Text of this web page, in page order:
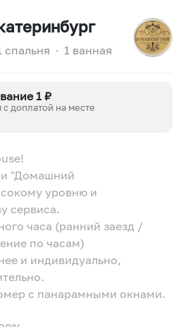
спальня ∙ 1 ванная
1 ₽
доплатой на месте
"Домашний
уровню и
сервиса.
часа (ранний заезд /
по часам)
и индивидуально,
с панарамными окнами.